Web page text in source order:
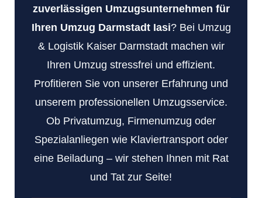
zuverlässigen Umzugsunternehmen für
Ihren Umzug Darmstadt Iasi? Bei Umzug
& Logistik Kaiser Darmstadt machen wir
Ihren Umzug stressfrei und effizient.
Profitieren Sie von unserer Erfahrung und
unserem professionellen Umzugsservice.
Ob Privatumzug, Firmenumzug oder
Spezialanliegen wie Klaviertransport oder
eine Beiladung – wir stehen Ihnen mit Rat
und Tat zur Seite!